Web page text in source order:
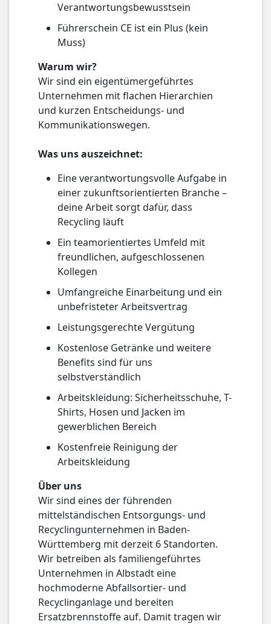
Verantwortungsbewusstsein
Führerschein CE ist ein Plus (kein
Muss)
Warum wir?
Wir sind ein eigentümergeführtes
Unternehmen mit flachen Hierarchien
und kurzen Entscheidungs- und
Kommunikationswegen.
Was uns auszeichnet:
Eine verantwortungsvolle Aufgabe in
einer zukunftsorientierten Branche –
deine Arbeit sorgt dafür, dass
Recycling läuft
Ein teamorientiertes Umfeld mit
freundlichen, aufgeschlossenen
Kollegen
Umfangreiche Einarbeitung und ein
unbefristeter Arbeitsvertrag
Leistungsgerechte Vergütung
Kostenlose Getränke und weitere
Benefits sind für uns
selbstverständlich
Arbeitskleidung: Sicherheitsschuhe, T-
Shirts, Hosen und Jacken im
gewerblichen Bereich
Kostenfreie Reinigung der
Arbeitskleidung
Über uns
Wir sind eines der führenden
mittelständischen Entsorgungs- und
Recyclingunternehmen in Baden-
Württemberg mit derzeit 6 Standorten.
Wir betreiben als familiengeführtes
Unternehmen in Albstadt eine
hochmoderne Abfallsortier- und
Recyclinganlage und bereiten
Ersatzbrennstoffe auf. Damit tragen wir